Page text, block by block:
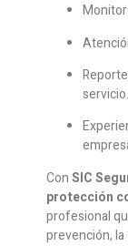
servicio.
ConSIC
protección
profesional
prevención,